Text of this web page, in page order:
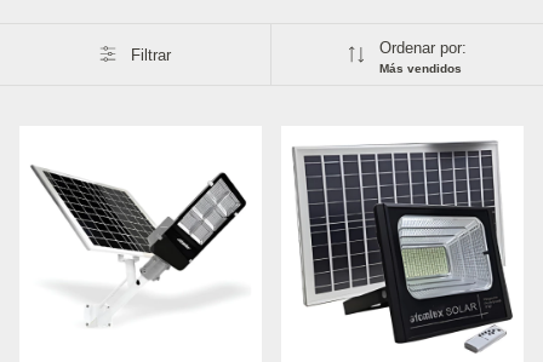
Filtrar Ordenar por:
Más vendidos